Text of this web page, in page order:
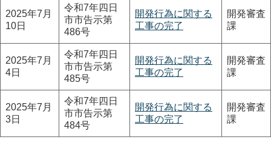
2025年7月
10日
令和7年四日
市市告示第
486号
開発行為に関する
工事の完了
開発審査
課
2025年7月
4日
令和7年四日
市市告示第
485号
開発行為に関する
工事の完了
開発審査
課
2025年7月
3日
令和7年四日
市市告示第
484号
開発行為に関する
工事の完了
開発審査
課